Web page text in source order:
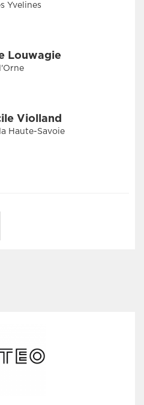
Yvelines
Louwagie
Violland
Haute-Savoie